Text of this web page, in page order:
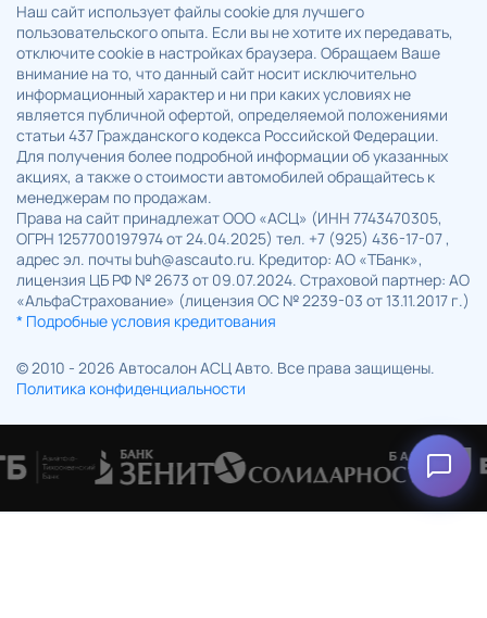
Наш сайт использует файлы cookie для лучшего
пользовательского опыта. Если вы не хотите их передавать,
отключите cookie в настройках браузера. Обращаем Ваше
внимание на то, что данный сайт носит исключительно
информационный характер и ни при каких условиях не
является публичной офертой, определяемой положениями
статьи 437 Гражданского кодекса Российской Федерации.
Для получения более подробной информации об указанных
акциях, а также о стоимости автомобилей обращайтесь к
менеджерам по продажам.
Права на сайт принадлежат ООО «АСЦ» (ИНН 7743470305,
ОГРН 1257700197974 от 24.04.2025) тел. +7 (925) 436-17-07 ,
адрес эл. почты buh@ascauto.ru. Кредитор: АО «ТБанк»,
лицензия ЦБ РФ № 2673 от 09.07.2024. Страховой партнер: АО
«АльфаСтрахование» (лицензия ОС № 2239-03 от 13.11.2017 г.)
* Подробные условия кредитования
© 2010 - 2026 Автосалон АСЦ Авто. Все права защищены.
Политика конфиденциальности